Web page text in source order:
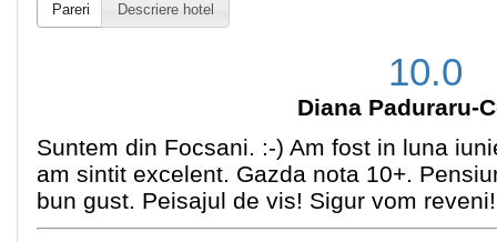
Pareri Descriere hotel
10.0
Diana Paduraru-
Suntem din Focsani. :-) Am fost in luna
am sintit excelent. Gazda nota 10+.
bun gust. Peisajul de vis! Sigur vom reveni!